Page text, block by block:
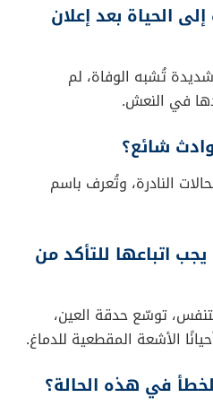
الحياة بعد إعلان
تُشبه الوفاة، لم
في النعش.
شائع؟
النادرة، وتُعرف باسم
اتباعها للتأكد من
توسّع حدقة العين،
الأشعة المقطعية للدماغ.
في هذه الحالة؟